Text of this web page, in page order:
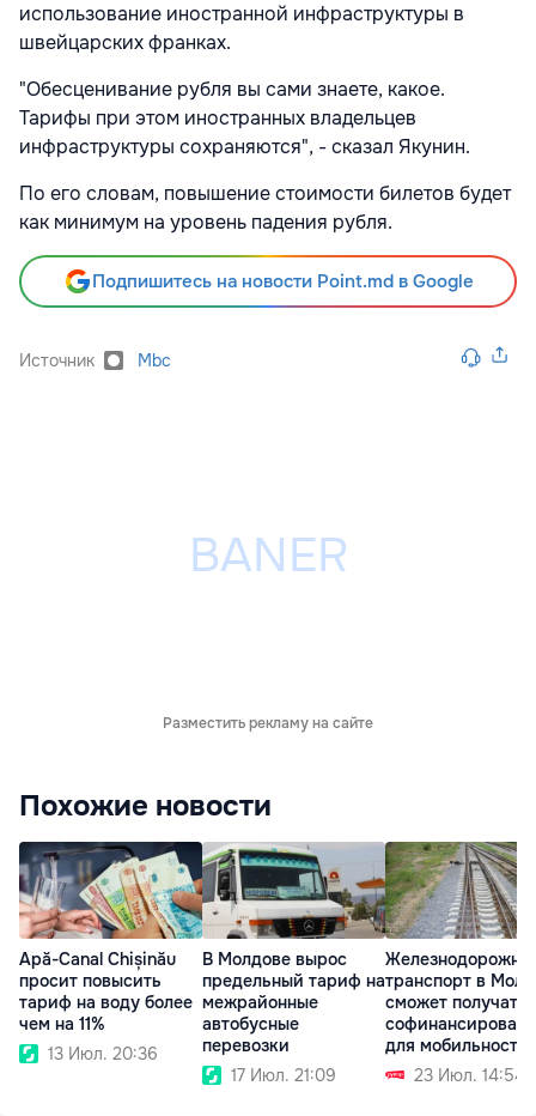
использование иностранной инфраструктуры в
швейцарских франках.
"Обесценивание рубля вы сами знаете, какое.
Тарифы при этом иностранных владельцев
инфраструктуры сохраняются", - сказал Якунин.
По его словам, повышение стоимости билетов будет
как минимум на уровень падения рубля.
Подпишитесь на новости Point.md в Google
Источник Mbc
Разместить рекламу на сайте
Похожие новости
Apă-Canal Chișinău
просит повысить
тариф на воду более
чем на 11%
13 Июл. 20:36
В Молдове вырос
предельный тариф на
межрайонные
автобусные
перевозки
17 Июл. 21:09
транспорт в
сможет получать
для мобильности
23 Июл. 14:54